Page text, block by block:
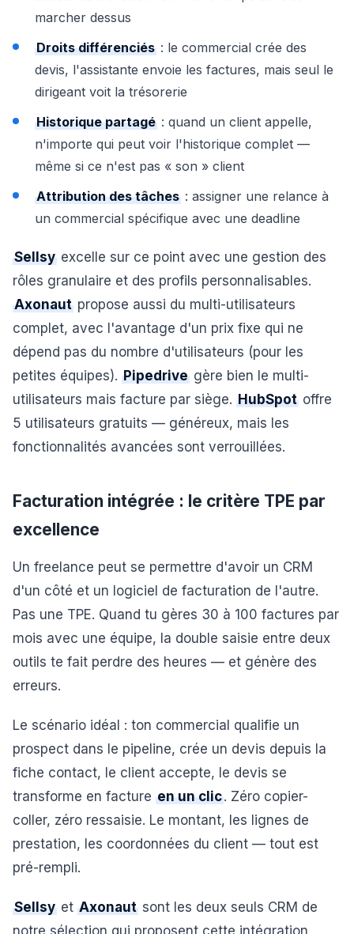
marcher dessus
Droits différenciés : le commercial crée des
devis, l'assistante envoie les factures, mais seul le
dirigeant voit la trésorerie
Historique partagé : quand un client appelle,
n'importe qui peut voir l'historique complet —
même si ce n'est pas « son » client
Attribution des tâches : assigner une relance à
un commercial spécifique avec une deadline
Sellsy excelle sur ce point avec une gestion des
rôles granulaire et des profils personnalisables.
Axonaut propose aussi du multi-utilisateurs
complet, avec l'avantage d'un prix fixe qui ne
dépend pas du nombre d'utilisateurs (pour les
petites équipes). Pipedrive gère bien le multi-
utilisateurs mais facture par siège. HubSpot offre
5 utilisateurs gratuits — généreux, mais les
fonctionnalités avancées sont verrouillées.
Facturation intégrée : le critère TPE par
excellence
Un freelance peut se permettre d'avoir un CRM
d'un côté et un logiciel de facturation de l'autre.
Pas une TPE. Quand tu gères 30 à 100 factures par
mois avec une équipe, la double saisie entre deux
outils te fait perdre des heures — et génère des
erreurs.
Le scénario idéal : ton commercial qualifie un
prospect dans le pipeline, crée un devis depuis la
fiche contact, le client accepte, le devis se
transforme en facture en un clic. Zéro copier-
coller, zéro ressaisie. Le montant, les lignes de
prestation, les coordonnées du client — tout est
pré-rempli.
Sellsy et Axonaut sont les deux seuls CRM de
notre sélection qui proposent cette intégration